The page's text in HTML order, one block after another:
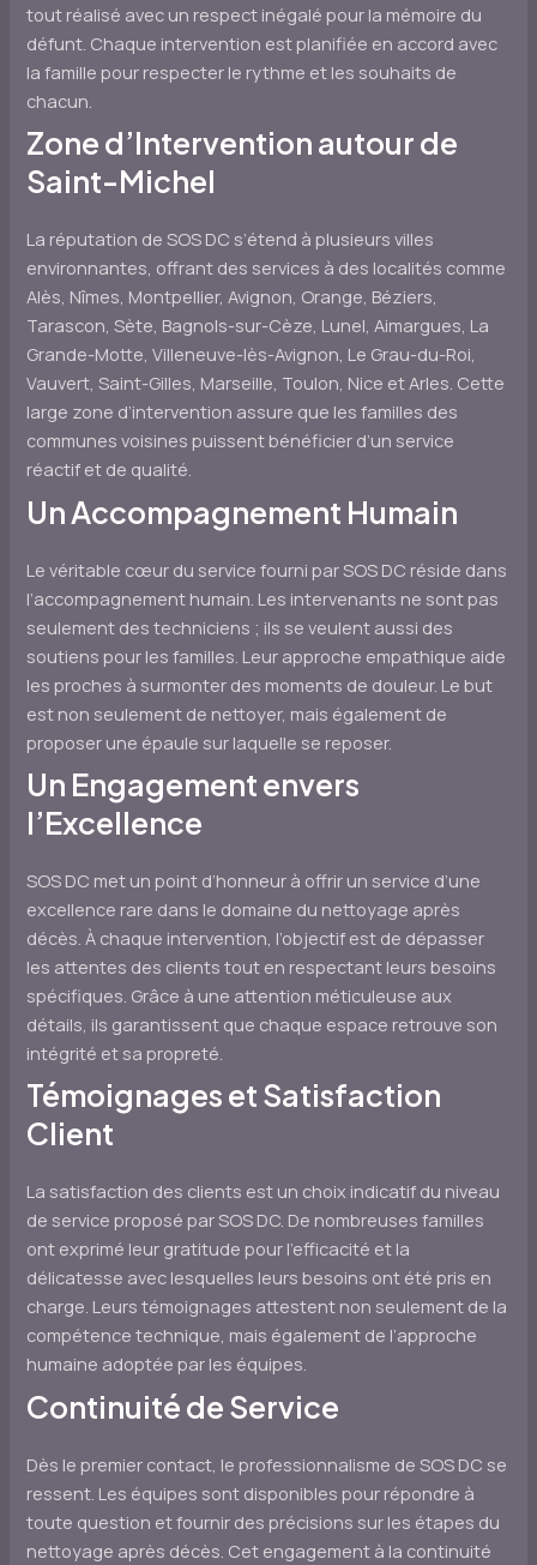
tout réalisé avec un respect inégalé pour la mémoire du
défunt. Chaque intervention est planifiée en accord avec
la famille pour respecter le rythme et les souhaits de
chacun.
Zone d’Intervention autour de
Saint-Michel
La réputation de SOS DC s’étend à plusieurs villes
environnantes, offrant des services à des localités comme
Alès, Nîmes, Montpellier, Avignon, Orange, Béziers,
Tarascon, Sète, Bagnols-sur-Cèze, Lunel, Aimargues, La
Grande-Motte, Villeneuve-lès-Avignon, Le Grau-du-Roi,
Vauvert, Saint-Gilles, Marseille, Toulon, Nice et Arles. Cette
large zone d’intervention assure que les familles des
communes voisines puissent bénéficier d’un service
réactif et de qualité.
Un Accompagnement Humain
Le véritable cœur du service fourni par SOS DC réside dans
l’accompagnement humain. Les intervenants ne sont pas
seulement des techniciens ; ils se veulent aussi des
soutiens pour les familles. Leur approche empathique aide
les proches à surmonter des moments de douleur. Le but
est non seulement de nettoyer, mais également de
proposer une épaule sur laquelle se reposer.
Un Engagement envers
l’Excellence
SOS DC met un point d’honneur à offrir un service d’une
excellence rare dans le domaine du nettoyage après
décès. À chaque intervention, l’objectif est de dépasser
les attentes des clients tout en respectant leurs besoins
spécifiques. Grâce à une attention méticuleuse aux
détails, ils garantissent que chaque espace retrouve son
intégrité et sa propreté.
Témoignages et Satisfaction
Client
La satisfaction des clients est un choix indicatif du niveau
de service proposé par SOS DC. De nombreuses familles
ont exprimé leur gratitude pour l’efficacité et la
délicatesse avec lesquelles leurs besoins ont été pris en
charge. Leurs témoignages attestent non seulement de la
compétence technique, mais également de l’approche
humaine adoptée par les équipes.
Continuité de Service
Dès le premier contact, le professionnalisme de SOS DC se
ressent. Les équipes sont disponibles pour répondre à
toute question et fournir des précisions sur les étapes du
nettoyage après décès. Cet engagement à la continuité